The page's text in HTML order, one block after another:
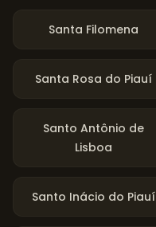
Santa Filomena
Santa Rosa do Piauí
Santo Antônio de
Lisboa
Santo Inácio do Piauí